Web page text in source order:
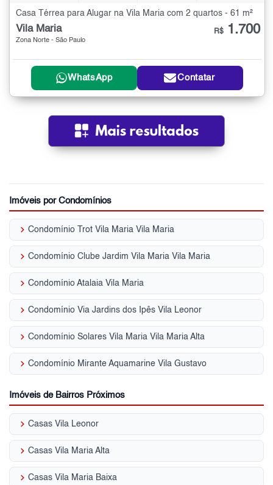
Casa Térrea para Alugar na Vila Maria com 2 quartos - 61 m²
Vila Maria
Zona Norte - São Paulo
R$ 1.700
WhatsApp Contatar
Imóveis por Condomínios
keyboard_arrow_right Condomínio Trot Vila Maria Vila Maria
keyboard_arrow_right Condomínio Clube Jardim Vila Maria Vila Maria
keyboard_arrow_right Condomínio Atalaia Vila Maria
keyboard_arrow_right Condomínio Via Jardins dos Ipês Vila Leonor
keyboard_arrow_right Condomínio Solares Vila Maria Vila Maria Alta
keyboard_arrow_right Condomínio Mirante Aquamarine Vila Gustavo
Imóveis de Bairros Próximos
keyboard_arrow_right Casas Vila Leonor
keyboard_arrow_right Casas Vila Maria Alta
keyboard_arrow_right Casas Vila Maria Baixa